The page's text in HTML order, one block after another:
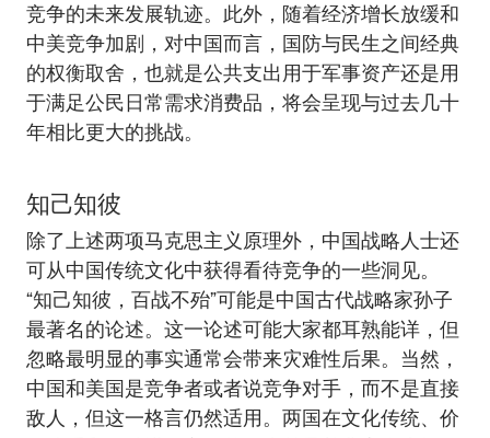
竞争的未来发展轨迹。此外，随着经济增长放缓和
中美竞争加剧，对中国而言，国防与民生之间经典
的权衡取舍，也就是公共支出用于军事资产还是用
于满足公民日常需求消费品，将会呈现与过去几十
年相比更大的挑战。
知己知彼
除了上述两项马克思主义原理外，中国战略人士还
可从中国传统文化中获得看待竞争的一些洞见。
“知己知彼，百战不殆”可能是中国古代战略家孙子
最著名的论述。这一论述可能大家都耳熟能详，但
忽略最明显的事实通常会带来灾难性后果。当然，
中国和美国是竞争者或者说竞争对手，而不是直接
敌人，但这一格言仍然适用。两国在文化传统、价